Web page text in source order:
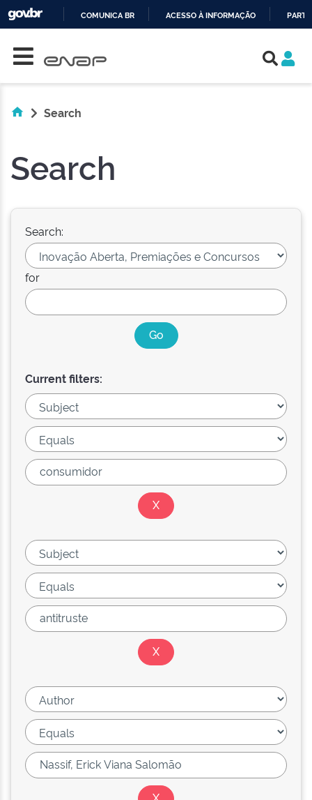
COMUNICA BR ACESSO À INFORMAÇÃO
Search
Search
Search:
for
Current filters: